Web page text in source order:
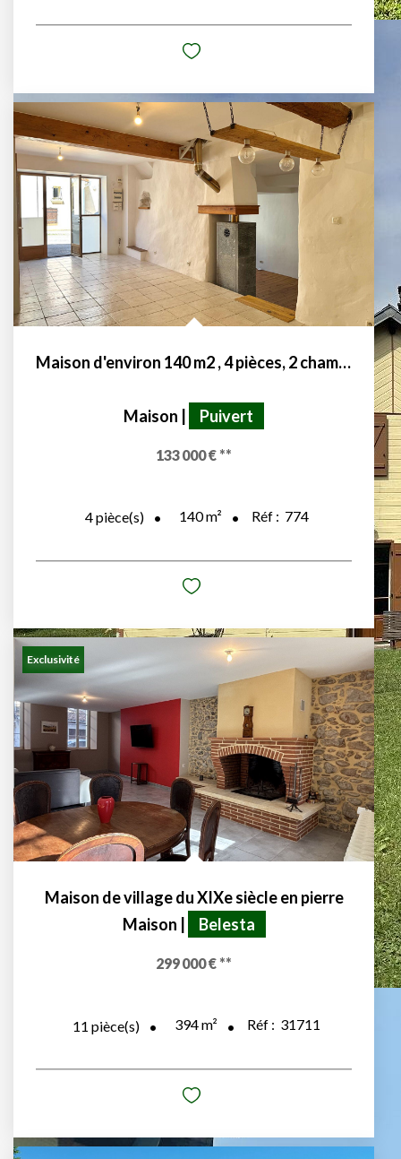
Maison d'environ 140 m2 , 4 pièces, 2 chambres
Maison | Puivert
133 000 € **
4pièce(s) 140m² Réf : 774
Exclusivité
Maison de village du XIXe siècle en pierre
Maison
Belesta
299 000 € **
11 pièce(s) 394m² Réf : 31711